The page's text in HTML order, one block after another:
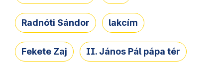
Radnóti Sándor lakcím
Fekete Zaj II. János Pál pápa tér